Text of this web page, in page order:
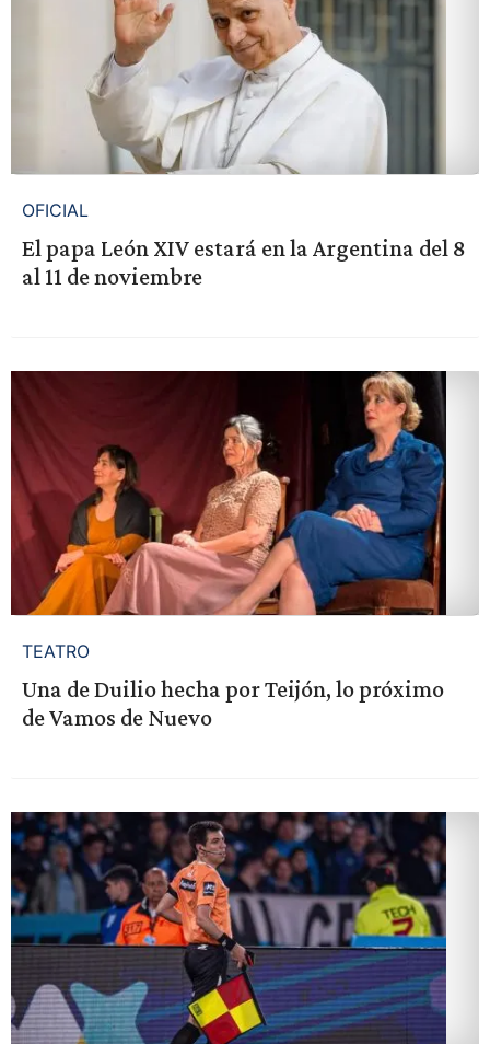
OFICIAL
El papa León XIV estará en la Argentina del 8
al 11 de noviembre
TEATRO
Una de Duilio hecha por Teijón, lo próximo
de Vamos de Nuevo